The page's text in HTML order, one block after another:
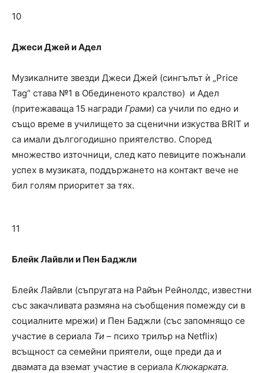
10
Джеси Джей и Адел
Музикалните звезди Джеси Джей (сингълът ѝ „Price
Tag“ става №1 в Обединеното кралство) и Адел
(притежаваща 15 награди Грами) са учили по едно и
също време в училището за сценични изкуства BRIT и
са имали дългогодишно приятелство. Според
множество източници, след като певиците пожънали
успех в музиката, поддържането на контакт вече не
бил голям приоритет за тях.
11
Блейк Лайвли и Пен Баджли
Блейк Лайвли (съпругата на Райън Рейнолдс, известни
със закачливата размяна на съобщения помежду си в
социалните мрежи) и Пен Баджли (със запомнящо се
участие в сериала Ти – психо трилър на Netflix)
всъщност са семейни приятели, още преди да и
двамата да вземат участие в сериала Клюкарката.